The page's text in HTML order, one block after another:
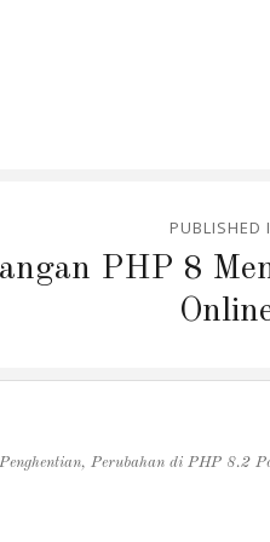
PUBLISHED
PHP 8
Perubahan di PHP 8.2